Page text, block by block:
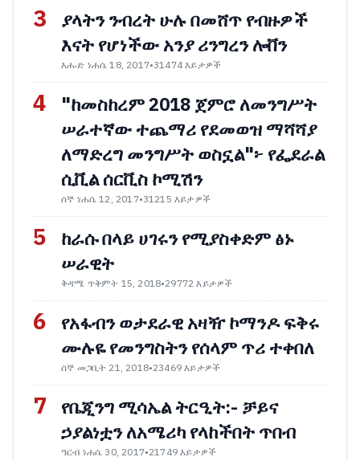
3
ያላትን ንብረት ሁሉ በመሸጥ የብዙዎች
እናት የሆነችው አንያ ሪንግረን ሎቨን
እሑድ ነሐሴ 18, 2017•31474 እይታዎች
4
"ከመስከረም 2018 ጀምሮ ለመንግሥት
ሠራተኛው ተጨማሪ የደመወዝ ማሻሻያ
ለማድረግ መንግሥት ወስኗል"፦ የፌደራል
ሲቪል ሰርቪስ ኮሚሽን
ሰኞ ነሐሴ 12, 2017•31215 እይታዎች
5
ከራሱ በላይ ሀገሩን የሚያስቀድም ፅኑ
ሠራዊት
ቅዳሜ ጥቅምት 15, 2018•29772 እይታዎች
6
የአፋብን ወታደራዊ አዛዥ ኮማንዶ ፍቅሩ
ሙሉዬ የመንግስትን የሰላም ጥሪ ተቀበለ
ሰኞ መጋቢት 21, 2018•23469 እይታዎች
7
የቤጂንግ ሚሳኤል ትርዒት:- ቻይና
ኃያልነቷን ለአሜሪካ የላከችበት ጥበብ
ዓርብ ነሐሴ 30, 2017•21749 እይታዎች